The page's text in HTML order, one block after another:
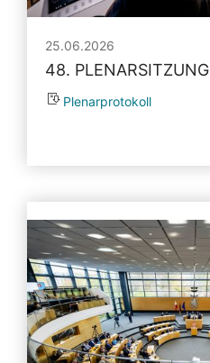
25.06.2026
48. PLENARSITZUNG
Plenarprotokoll